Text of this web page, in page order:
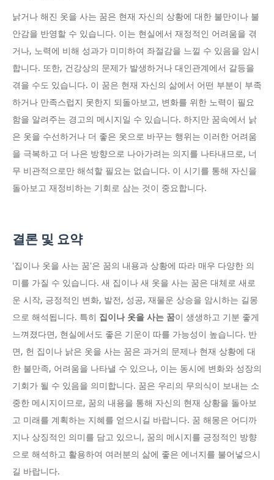
낡거나 해진 옷을 사는 꿈은 현재 자신의 상황에 대한 불만이나 불
안감을 반영할 수 있습니다. 이는 현실에서 재정적인 어려움을 겪
거나, 노력에 비해 성과가 미미하여 좌절감을 느낄 수 있음을 암시
합니다. 또한, 건강상의 문제가 발생하거나 대인관계에서 갈등을
겪을 수도 있습니다. 이 꿈은 현재 자신의 삶에서 어떤 부분이 부족
하거나 만족스럽지 못한지 되돌아보고, 변화를 위한 노력이 필요
함을 알려주는 경고의 메시지일 수 있습니다. 하지만 꿈속에서 낡
은 옷을 수선하거나 더 좋은 옷으로 바꾸는 행위는 이러한 어려움
을 극복하고 더 나은 방향으로 나아가려는 의지를 나타내므로, 너
무 비관적으로만 해석할 필요는 없습니다. 이 시기를 통해 자신을
돌아보고 재정비하는 기회로 삼는 것이 중요합니다.
결론 및 요약
'집이나 옷을 사는 꿈'은 꿈의 내용과 상황에 따라 매우 다양한 의
미를 가질 수 있습니다. 새 집이나 새 옷을 사는 꿈은 대체로 새로
운 시작, 긍정적인 변화, 발전, 성공, 재물운 상승을 암시하는 길몽
으로 해석됩니다. 특히 집이나 옷을 사는 꿈이 생생하고 기분 좋게
느껴졌다면, 현실에서도 좋은 기운이 따를 가능성이 높습니다. 반
면, 헌 집이나 낡은 옷을 사는 꿈은 과거의 문제나 현재 상황에 대
한 불만족, 어려움을 나타낼 수 있으나, 이는 동시에 변화와 성장의
기회가 될 수 있음을 의미합니다. 꿈은 우리의 무의식이 보내는 소
중한 메시지이므로, 꿈의 내용을 통해 자신의 현재 상황을 돌아보
고 미래를 계획하는 지혜를 얻으시길 바랍니다. 꿈 해몽은 어디까
지나 상징적인 의미를 담고 있으니, 꿈의 메시지를 긍정적인 방향
으로 해석하고 활용하여 여러분의 삶에 좋은 에너지를 불어넣으시
길 바랍니다.